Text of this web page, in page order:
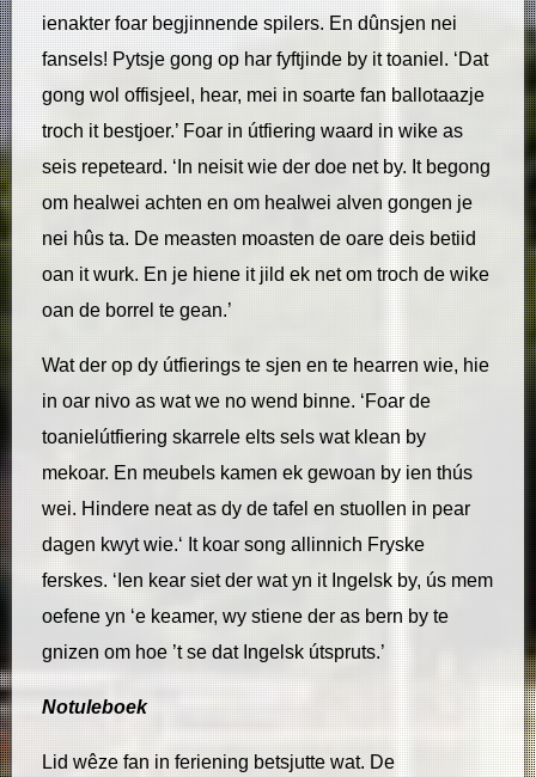
ienakter foar begjinnende spilers. En dûnsjen nei
fansels! Pytsje gong op har fyftjinde by it toaniel. ‘Dat
gong wol offisjeel, hear, mei in soarte fan ballotaazje
troch it bestjoer.’ Foar in útfiering waard in wike as
seis repeteard. ‘In neisit wie der doe net by. It begong
om healwei achten en om healwei alven gongen je
nei hûs ta. De measten moasten de oare deis betiid
oan it wurk. En je hiene it jild ek net om troch de wike
oan de borrel te gean.’
Wat der op dy útfierings te sjen en te hearren wie, hie
in oar nivo as wat we no wend binne. ‘Foar de
toanielútfiering skarrele elts sels wat klean by
mekoar. En meubels kamen ek gewoan by ien thús
wei. Hindere neat as dy de tafel en stuollen in pear
dagen kwyt wie.‘ It koar song allinnich Fryske
ferskes. ‘Ien kear siet der wat yn it Ingelsk by, ús mem
oefene yn ‘e keamer, wy stiene der as bern by te
gnizen om hoe ’t se dat Ingelsk útspruts.’
Notuleboek
Lid wêze fan in feriening betsjutte wat. De